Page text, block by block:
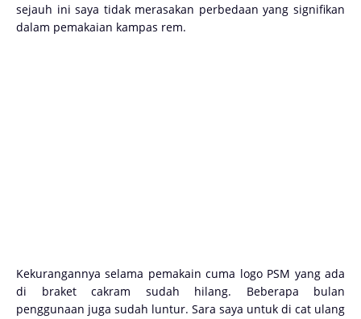
sejauh ini saya tidak merasakan perbedaan yang signifikan
dalam pemakaian kampas rem.
Kekurangannya selama pemakain cuma logo PSM yang ada
di braket cakram sudah hilang. Beberapa bulan
penggunaan juga sudah luntur. Sara saya untuk di cat ulang